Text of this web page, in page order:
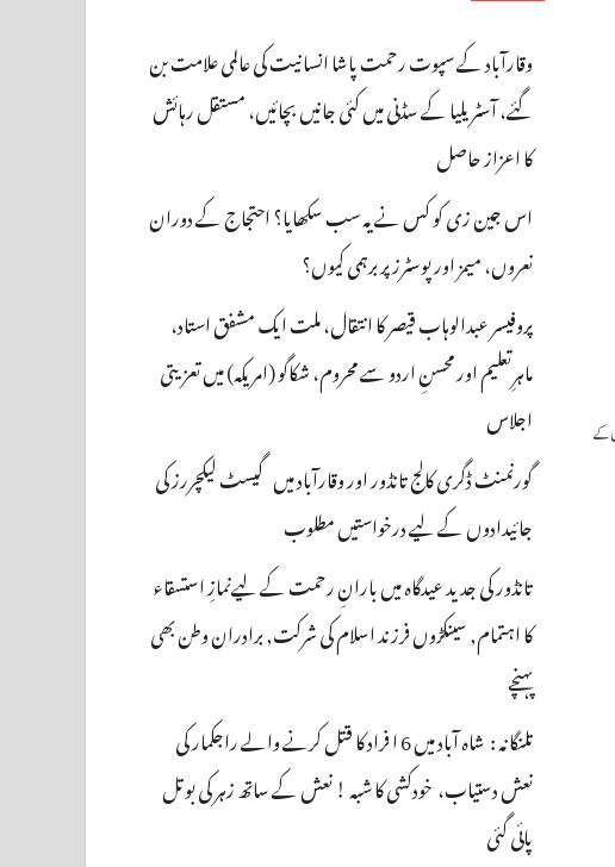
کے
وقارآباد کے سپوت رحمت پاشا انسانیت کی عالمی علامت بن
گئے، آسٹریلیا کے سڈنی میں کئی جانیں بچائیں، مستقل رہائش
کا اعزاز حاصل
اس جین زی کو کس نے یہ سب سکھایا؟ احتجاج کے دوران
نعروں، میمز اور پوسٹرز پر برہمی کیوں؟
پروفیسر عبدالوہاب قیصر کا انتقال، ملت ایک مشفق استاد،
ماہرِتعلیم اور محسنِ اردو سے محروم، شکاگو (امریکہ) میں تعزیتی
اجلاس
گورنمنٹ ڈگری کالج تانڈور اور وقارآباد میں گیسٹ لیکچررز کی
جائیدادوں کے لیے درخواستیں مطلوب
تانڈور کی جدید عیدگاہ میں بارانِ رحمت کے لیےنمازِ استسقاء
کا اہتمام, سینکڑوں فرزند اسلام کی شرکت, برادران وطن بھی
پہنچے
تلنگانہ : شاہ آباد میں 6 ا فراد کا قتل کرنے والے راجکمار کی
نعش دستیاب، خودکشی کا شبہ ! نعش کے ساتھ زہر کی بوتل
پائی گئی